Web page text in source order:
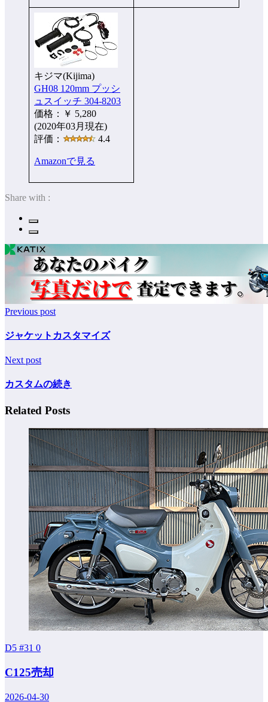
キジマ(Kijima)
GH08 120mm プッシ
ュスイッチ 304-8203
価格：￥ 5,280
(2020年03月現在)
評価：
4.4
Amazonで見る
Share with :
Previous post
ジャケットカスタマイズ
Next post
カスタムの続き
Related Posts
D5 #31 0
C125売却
2026-04-30